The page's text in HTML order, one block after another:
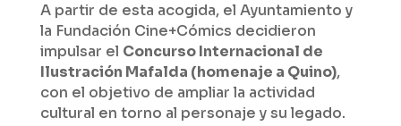
A partir de esta acogida, el Ayuntamiento y
la Fundación Cine+Cómics decidieron
impulsar el Concurso Internacional de
Ilustración Mafalda (homenaje a Quino),
con el objetivo de ampliar la actividad
cultural en torno al personaje y su legado.